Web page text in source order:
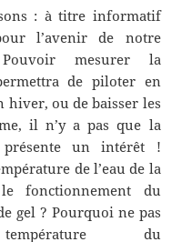
: à titre informatif
l’avenir de notre
mesurer la
de piloter en
hiver, ou de baisser les
il n’y a pas que la
un intérêt !
de l’eau de la
fonctionnement du
gel ? Pourquoi ne pas
du